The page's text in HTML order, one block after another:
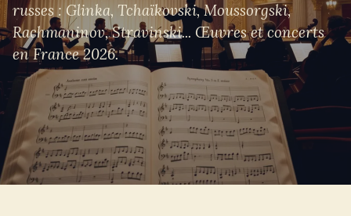
russes : Glinka, Tchaïkovski, Moussorgski,
Rachmaninov, Stravinski... Œuvres et concerts
en France 2026.